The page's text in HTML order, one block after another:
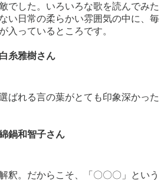
でした。いろいろな歌を読んでみた
い日常の柔らかい雰囲気の中に、毎
入っているところです。
糸雅樹さん
ばれる言の葉がとても印象深かった
鍋和智子さん
釈。だからこそ、「〇〇〇」という